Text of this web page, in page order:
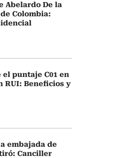
Abelardo De la
Colombia:
puntaje C01 en
RUI: Beneficios y
embajada de
Canciller